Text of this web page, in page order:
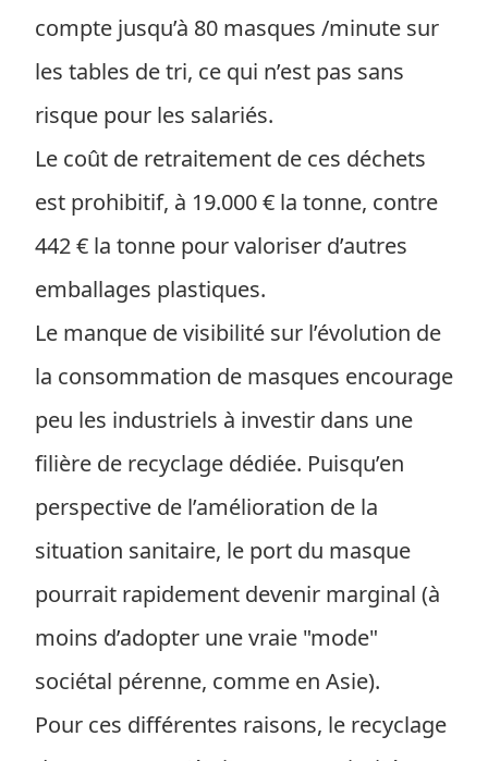
compte jusqu’à 80 masques /minute sur
les tables de tri, ce qui n’est pas sans
risque pour les salariés.
Le coût de retraitement de ces déchets
est prohibitif, à 19.000 € la tonne, contre
442 € la tonne pour valoriser d’autres
emballages plastiques.
Le manque de visibilité sur l’évolution de
la consommation de masques encourage
peu les industriels à investir dans une
filière de recyclage dédiée. Puisqu’en
perspective de l’amélioration de la
situation sanitaire, le port du masque
pourrait rapidement devenir marginal (à
moins d’adopter une vraie "mode"
sociétal pérenne, comme en Asie).
Pour ces différentes raisons, le recyclage